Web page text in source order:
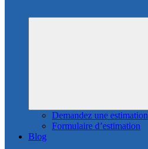
Demandez une estimation
Formulaire d’estimation
Blog